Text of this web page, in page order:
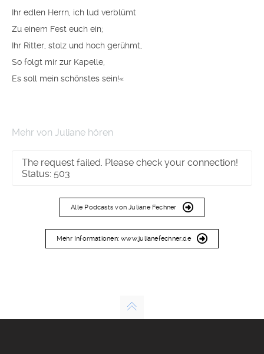
Ihr edlen Herrn, ich lud verblümt
Zu einem Fest euch ein;
Ihr Ritter, stolz und hoch gerühmt,
So folgt mir zur Kapelle,
Es soll mein schönstes sein!«
Mehr von Juliane hören
The request failed. Please check your connection!
Status: 503
Alle Podcasts von Juliane Fechner
Mehr Informationen: www.julianefechner.de